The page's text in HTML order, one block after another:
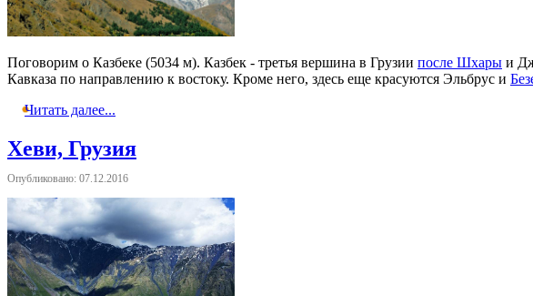
Поговорим о Казбеке (5034 м). Казбек - третья вершина в Грузии после Шхары и
Кавказа по направлению к востоку. Кроме него, здесь еще красуются Эльбрус и
Читать далее...
Хеви, Грузия
Опубликовано: 07.12.2016